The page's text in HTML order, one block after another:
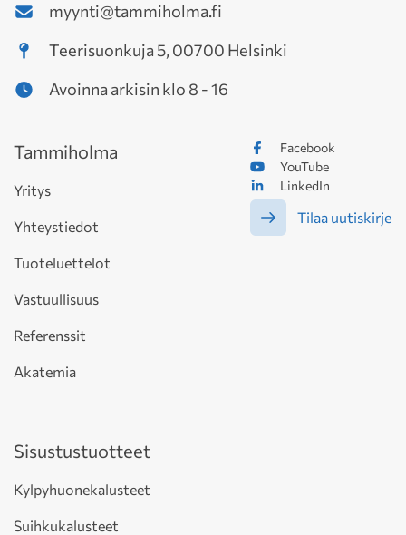
myynti@tammiholma.fi
Teerisuonkuja 5, 00700 Helsinki
Avoinna arkisin klo 8 - 16
Facebook
YouTube
LinkedIn
Tilaa uutiskirje
Tammiholma
Yritys
Yhteystiedot
Tuoteluettelot
Vastuullisuus
Referenssit
Akatemia
Sisustustuotteet
Kylpyhuonekalusteet
Suihkukalusteet